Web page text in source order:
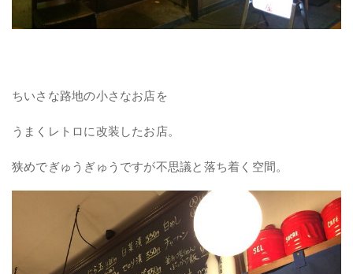
ちいさな路地の小さなお店を
うまくレトロに改装したお店。
狭めでぎゅうぎゅうですが不思議と落ち着く空間。